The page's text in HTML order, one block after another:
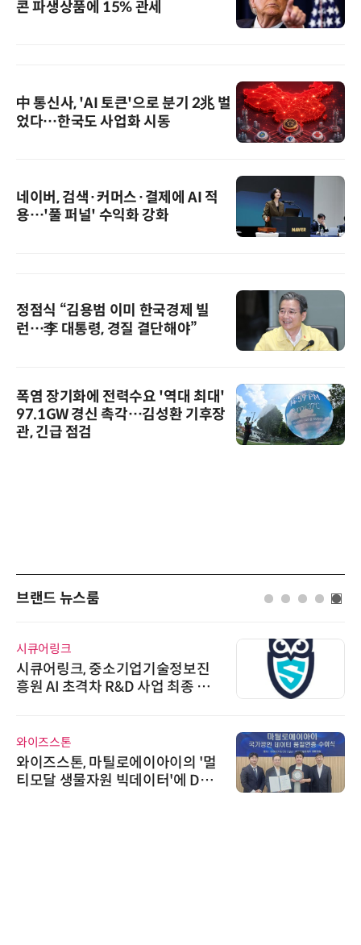
콘 파생상품에 15% 관세
中 통신사, 'AI 토큰'으로 분기 2兆 벌
었다…한국도 사업화 시동
네이버, 검색·커머스·결제에 AI 적
용…'풀 퍼널' 수익화 강화
정점식 “김용범 이미 한국경제 빌
런…李 대통령, 경질 결단해야”
폭염 장기화에 전력수요 '역대 최대'
97.1GW 경신 촉각…김성환 기후장
관, 긴급 점검
브랜드 뉴스룸
시큐어링크
시큐어링크, 중소기업기술정보진
흥원 AI 초격차 R&D 사업 최종 선
와이즈스톤
와이즈스톤, 마틸로에이아이의 '멀
티모달 생물자원 빅데이터'에 DQ